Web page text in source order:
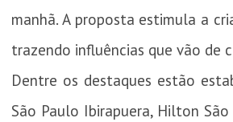
manhã. A proposta estimula a
trazendo influências que vão de
Dentre os destaques estão
São Paulo Ibirapuera, Hilton